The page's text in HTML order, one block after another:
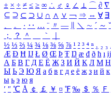
± × ÷ ≠ ≤ ≥ ∞ ∴ ♂ ♀ ∠ ⊥ ⌒ ∂ ∇
⊆ ⊇ ⊂ ⊃ ∪ ∩ ∧ ∨ ￢ ⇒ ⇔ ∀ ∃
、
。 · ‥ … ¨ 〃 ― ＼ ∼ ´ ～ ˇ
；
？ ＾ ｀
½ ⅓ ⅔ ¼ ¾ ⅛ ⅜ ⅝ ⅞ ¹ ² ³ ⁴ ⁿ ₁ ₂ ₃
Æ Ð Ħ Ĳ Ł Ø Œ Þ Ŧ Ŋ æ đ ð ħ ı ĳ
А Б В Г Д Е Ё Ж З И Й К Л М Н
Ы Ь Э Ю Я а б в г д е ё ж з и й к
ы ь э ю я
′ ″ ℃ Å ￠ ￡ ￥ ¤ ℉ ‰ ＄ ％ Ｆ